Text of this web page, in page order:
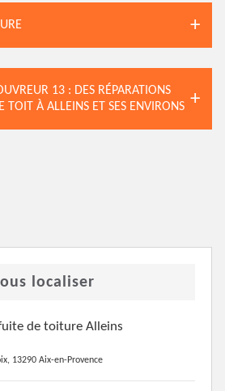
13 : DES RÉPARATIONS
TOIT À ALLEINS ET SES ENVIRONS
localiser
de toiture Alleins
13290 Aix-en-Provence